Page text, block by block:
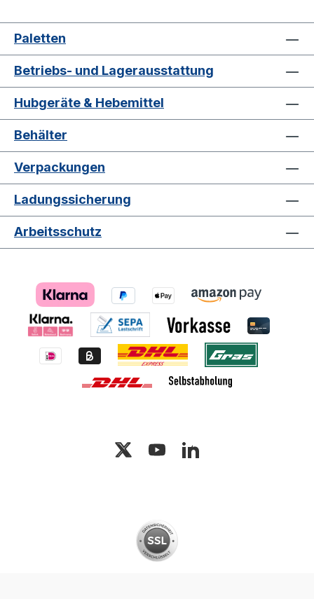
Paletten
Betriebs- und Lagerausstattung
Hubgeräte & Hebemittel
Behälter
Verpackungen
Ladungssicherung
Arbeitsschutz